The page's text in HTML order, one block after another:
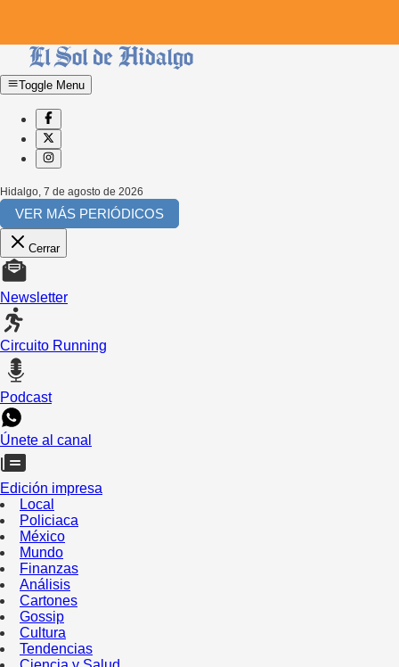
Toggle Menu
Hidalgo, 7 de agosto de 2026
VER MÁS PERIÓDICOS
Cerrar
Newsletter
Circuito Running
Podcast
Únete al canal
Edición impresa
Local
Policiaca
México
Mundo
Finanzas
Análisis
Cartones
Gossip
Cultura
Tendencias